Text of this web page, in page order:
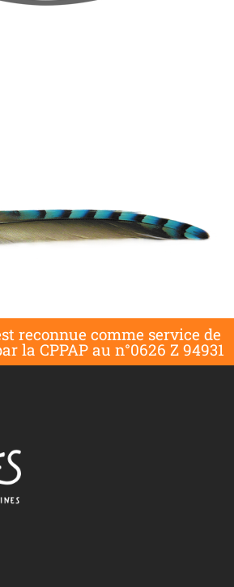
reconnue comme service de
la CPPAP au n°0626 Z 94931